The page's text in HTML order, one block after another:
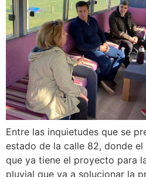
Entre las inquietudes que se
estado de la calle 82, donde
que ya tiene el proyecto para
pluvial que va a solucionar la